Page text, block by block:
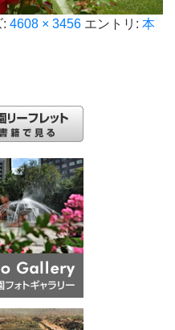
: 4608 × 3456 エントリ: 本